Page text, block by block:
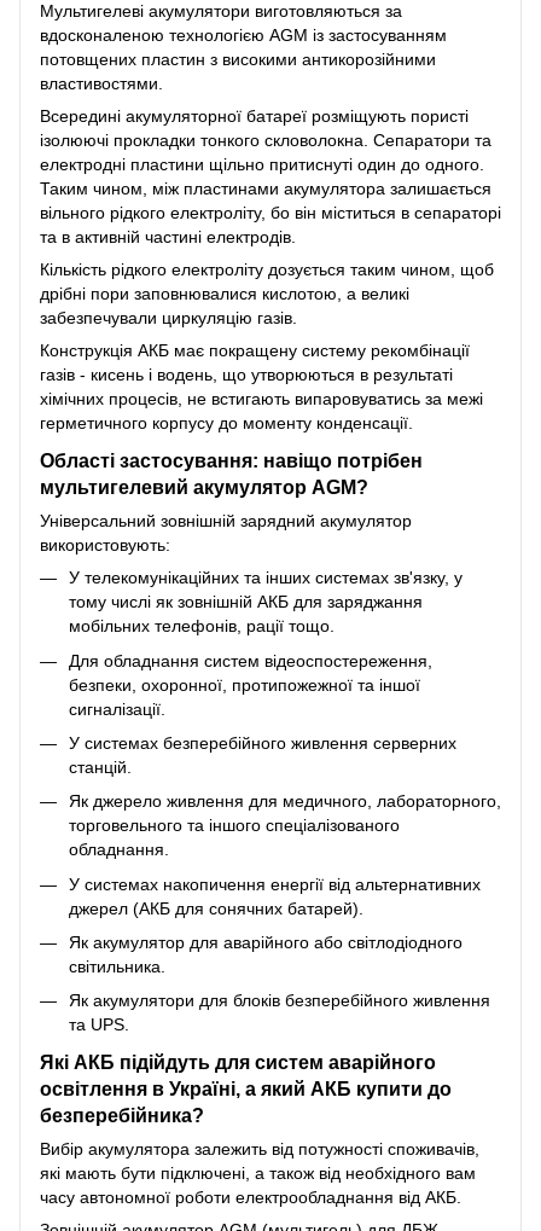
Мультигелеві акумулятори виготовляються за
вдосконаленою технологією AGM із застосуванням
потовщених пластин з високими антикорозійними
властивостями.
Всередині акумуляторної батареї розміщують пористі
ізолюючі прокладки тонкого скловолокна. Сепаратори та
електродні пластини щільно притиснуті один до одного.
Таким чином, між пластинами акумулятора залишається
вільного рідкого електроліту, бо він міститься в сепараторі
та в активній частині електродів.
Кількість рідкого електроліту дозується таким чином, щоб
дрібні пори заповнювалися кислотою, а великі
забезпечували циркуляцію газів.
Конструкція АКБ має покращену систему рекомбінації
газів - кисень і водень, що утворюються в результаті
хімічних процесів, не встигають випаровуватись за межі
герметичного корпусу до моменту конденсації.
Області застосування: навіщо потрібен
мультигелевий акумулятор AGM?
Універсальний зовнішній зарядний акумулятор
використовують:
У телекомунікаційних та інших системах зв'язку, у
тому числі як зовнішній АКБ для заряджання
мобільних телефонів, рації тощо.
Для обладнання систем відеоспостереження,
безпеки, охоронної, протипожежної та іншої
сигналізації.
У системах безперебійного живлення серверних
станцій.
Як джерело живлення для медичного, лабораторного,
торговельного та іншого спеціалізованого
обладнання.
У системах накопичення енергії від альтернативних
джерел (АКБ для сонячних батарей).
Як акумулятор для аварійного або світлодіодного
світильника.
Як акумулятори для блоків безперебійного живлення
та UPS.
Які АКБ підійдуть для систем аварійного
освітлення в Україні, а який АКБ купити до
безперебійника?
Вибір акумулятора залежить від потужності споживачів,
які мають бути підключені, а також від необхідного вам
часу автономної роботи електрообладнання від АКБ.